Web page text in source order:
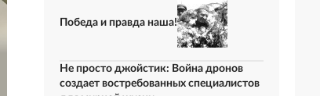
Азербайджан
захотел помочь
Украине
Громкий звук в
Победа и правда наша!
Не просто джойстик: Война дронов
создает востребованных специалистов